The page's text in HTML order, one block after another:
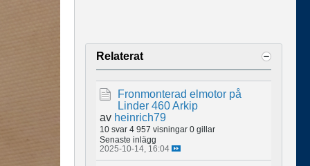
Relaterat
Fronmonterad elmotor på
Linder 460 Arkip
av heinrich79
10 svar 4 957 visningar 0 gillar
Senaste inlägg
2025-10-14, 16:04